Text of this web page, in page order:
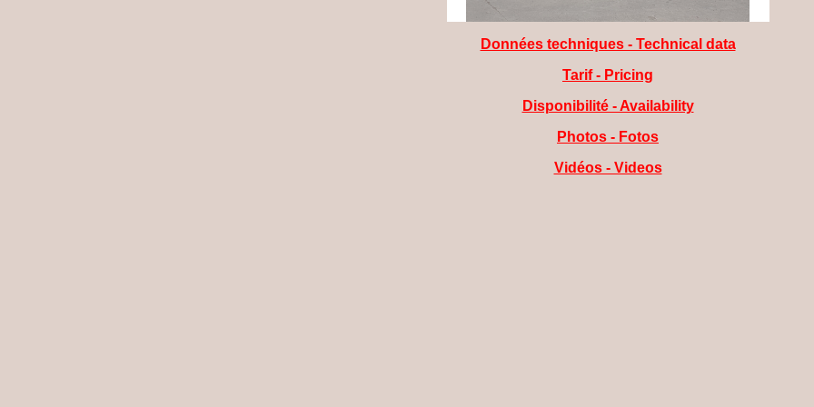
Données techniques - Technical data
Tarif - Pricing
Disponibilité - Availability
Photos - Fotos
Vidéos - Videos